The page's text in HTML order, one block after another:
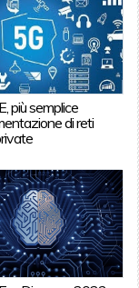
più semplice
di reti